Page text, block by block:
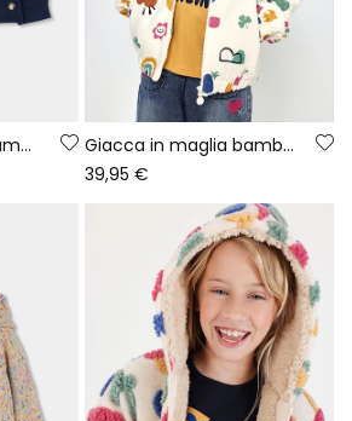
Giacca in spugna bambina blu navy stampata a fiori
Giacca in maglia bambina ecru stampa multicolore
39,95 €